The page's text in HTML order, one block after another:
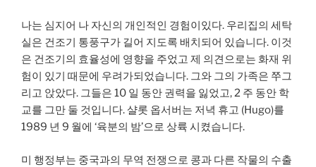
나는 심지어 나 자신의 개인적인 경험이있다. 우리집의 세탁
실은 건조기 통풍구가 길어 지도록 배치되어 있습니다. 이것
은 건조기의 효율성에 영향을 주었고 제 의견으로는 화재 위
험이 있기 때문에 우려가되었습니다. 그와 그의 가족은 쭈그
리고 앉았다. 그들은 10 일 동안 권력을 잃었고, 2 주 동안 학
교를 그만 둘 것입니다. 샬롯 옵서버는 저녁 휴고 (Hugo)를
1989 년 9 월에 ‘육분의 밤’으로 상륙 시켰습니다.
미 행정부는 중국과의 무역 전쟁으로 콩과 다른 작물의 수출